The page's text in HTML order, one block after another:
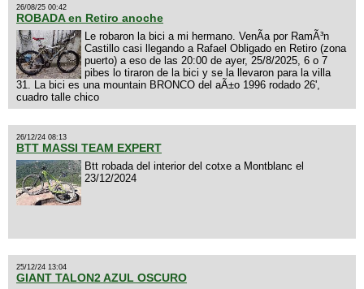
26/08/25 00:42
ROBADA en Retiro anoche
Le robaron la bici a mi hermano. VenÃ­a por RamÃ³n
Castillo casi llegando a Rafael Obligado en Retiro (zona
puerto) a eso de las 20:00 de ayer, 25/8/2025, 6 o 7
pibes lo tiraron de la bici y se la llevaron para la villa
31. La bici es una mountain BRONCO del aÃ±o 1996 rodado 26',
cuadro talle chico
26/12/24 08:13
BTT MASSI TEAM EXPERT
Btt robada del interior del cotxe a Montblanc el
23/12/2024
25/12/24 13:04
GIANT TALON2 AZUL OSCURO